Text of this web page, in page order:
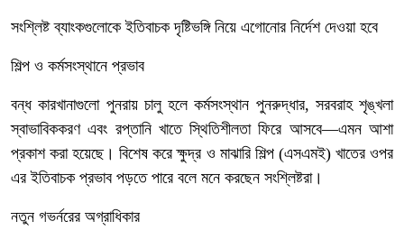
সংশ্লিষ্ট ব্যাংকগুলোকে ইতিবাচক দৃষ্টিভঙ্গি নিয়ে এগোনোর নির্দেশ দেওয়া হবে
শিল্প ও কর্মসংস্থানে প্রভাব
বন্ধ কারখানাগুলো পুনরায় চালু হলে কর্মসংস্থান পুনরুদ্ধার, সরবরাহ শৃঙ্খলা
স্বাভাবিককরণ এবং রপ্তানি খাতে স্থিতিশীলতা ফিরে আসবে—এমন আশা
প্রকাশ করা হয়েছে। বিশেষ করে ক্ষুদ্র ও মাঝারি শিল্প (এসএমই) খাতের ওপর
এর ইতিবাচক প্রভাব পড়তে পারে বলে মনে করছেন সংশ্লিষ্টরা।
নতুন গভর্নরের অগ্রাধিকার